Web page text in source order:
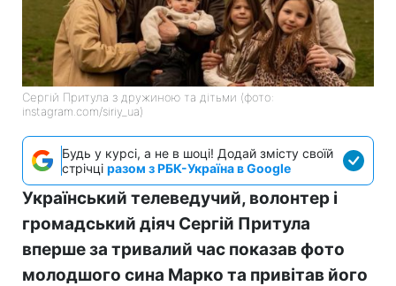
Сергій Притула з дружиною та дітьми (фото:
instagram.com/siriy_ua)
Будь у курсі, а не в шоці! Додай змісту своїй
стрічці разом з РБК-Україна в Google
Український телеведучий, волонтер і
громадський діяч Сергій Притула
вперше за тривалий час показав фото
молодшого сина Марко та привітав його